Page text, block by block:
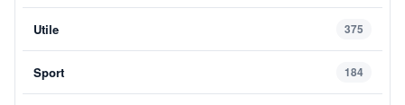
Utile 375
Sport 184